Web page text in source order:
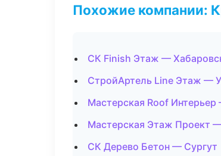
Похожие компании:
СК Finish Этаж —
СтройАртель Line Этаж —
Мастерская Roof
Мастерская Этаж Проект
СК Дерево Бетон — Сургут